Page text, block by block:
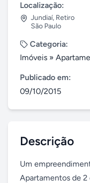
Localização:
Jundiaí, Retiro
São Paulo
Categoria:
Imóveis »
Publicado em:
09/10/2015
Descrição
Um
Apartamentos de